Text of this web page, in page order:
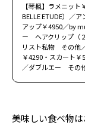
【琴楓】ラメニッ
BELLE ETUDE）／
アップ￥4950／by
ー ヘアクリップ（
リスト私物 その他
￥4290・スカート
／ダブルエー その
美味しい食べ物